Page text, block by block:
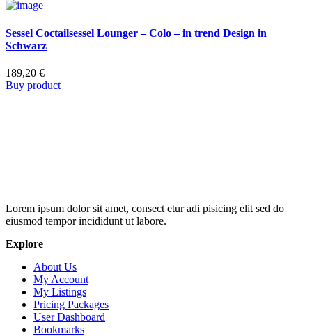
Sessel Coctailsessel Lounger – Colo – in trend Design in
Schwarz
189,20 €
Buy product
Lorem ipsum dolor sit amet, consect etur adi pisicing elit sed do
eiusmod tempor incididunt ut labore.
Explore
About Us
My Account
My Listings
Pricing Packages
User Dashboard
Bookmarks